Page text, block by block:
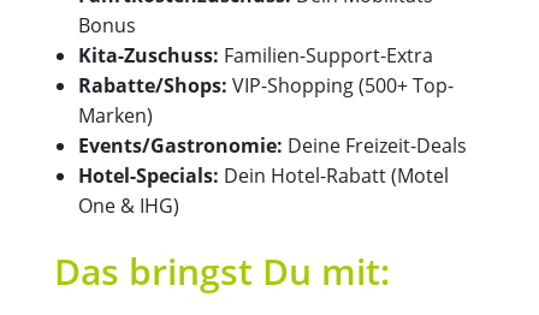
Bonus
Kita-Zuschuss: Familien-Support-Extra
Rabatte/Shops: VIP-Shopping (500+ Top-
Marken)
Events/Gastronomie: Deine Freizeit-Deals
Hotel-Specials: Dein Hotel-Rabatt (Motel
One & IHG)
Das bringst Du mit: